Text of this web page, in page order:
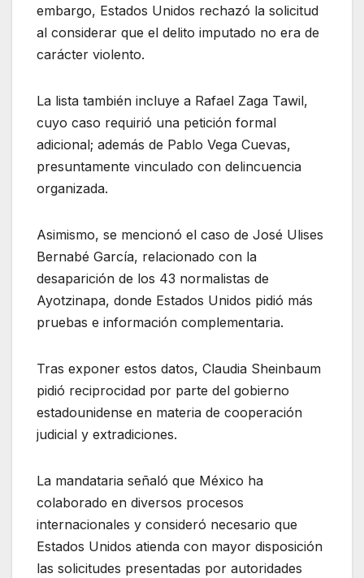
embargo, Estados Unidos rechazó la solicitud
al considerar que el delito imputado no era de
carácter violento.
La lista también incluye a Rafael Zaga Tawil,
cuyo caso requirió una petición formal
adicional; además de Pablo Vega Cuevas,
presuntamente vinculado con delincuencia
organizada.
Asimismo, se mencionó el caso de José Ulises
Bernabé García, relacionado con la
desaparición de los 43 normalistas de
Ayotzinapa, donde Estados Unidos pidió más
pruebas e información complementaria.
Tras exponer estos datos, Claudia Sheinbaum
pidió reciprocidad por parte del gobierno
estadounidense en materia de cooperación
judicial y extradiciones.
La mandataria señaló que México ha
colaborado en diversos procesos
internacionales y consideró necesario que
Estados Unidos atienda con mayor disposición
las solicitudes presentadas por autoridades